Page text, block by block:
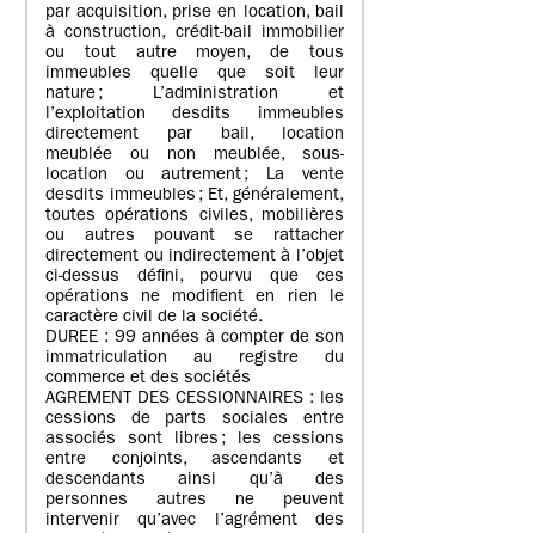
par acquisition, prise en location, bail
à construction, crédit-bail immobilier
ou tout autre moyen, de tous
immeubles quelle que soit leur
nature ; L’administration et
l’exploitation desdits immeubles
directement par bail, location
meublée ou non meublée, sous-
location ou autrement ; La vente
desdits immeubles ; Et, généralement,
toutes opérations civiles, mobilières
ou autres pouvant se rattacher
directement ou indirectement à l’objet
ci-dessus défini, pourvu que ces
opérations ne modifient en rien le
caractère civil de la société.
DUREE : 99 années à compter de son
immatriculation au registre du
commerce et des sociétés
AGREMENT DES CESSIONNAIRES : les
cessions de parts sociales entre
associés sont libres ; les cessions
entre conjoints, ascendants et
descendants ainsi qu’à des
personnes autres ne peuvent
intervenir qu’avec l’agrément des